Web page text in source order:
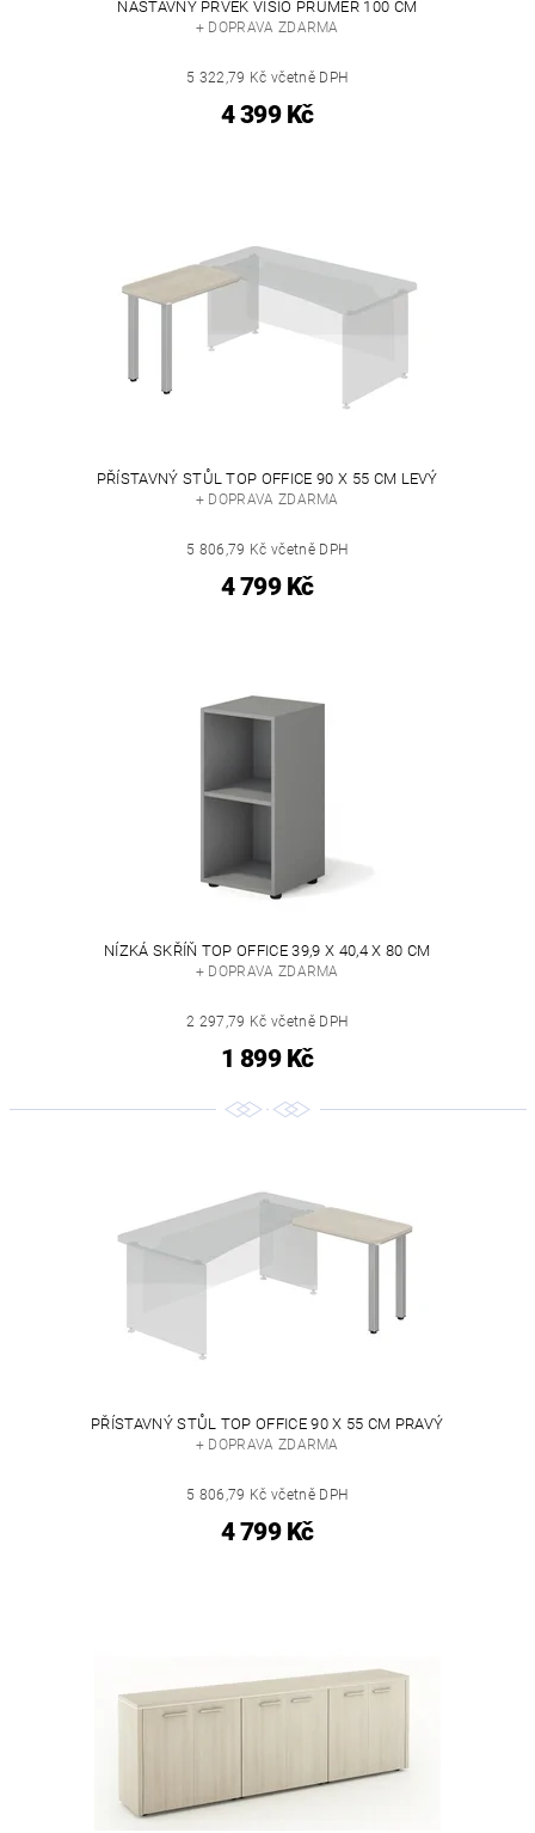
NÁSTAVNÝ PRVEK VISIO PRŮMĚR 100 CM
+ DOPRAVA ZDARMA
5 322,79 Kč včetně DPH
4 399 Kč
PŘÍSTAVNÝ STŮL TOP OFFICE 90 X 55 CM LEVÝ
+ DOPRAVA ZDARMA
5 806,79 Kč včetně DPH
4 799 Kč
NÍZKÁ SKŘÍŇ TOP OFFICE 39,9 X 40,4 X 80 CM
+ DOPRAVA ZDARMA
2 297,79 Kč včetně DPH
1 899 Kč
PŘÍSTAVNÝ STŮL TOP OFFICE 90 X 55 CM PRAVÝ
+ DOPRAVA ZDARMA
5 806,79 Kč včetně DPH
4 799 Kč